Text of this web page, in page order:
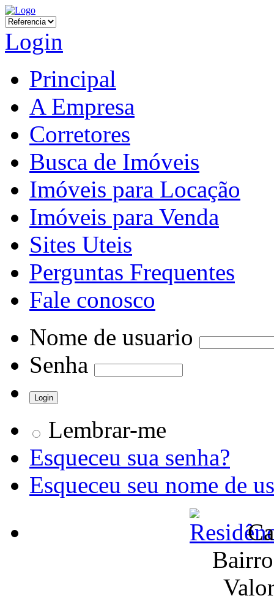
Login
Principal
A Empresa
Corretores
Busca de Imóveis
Imóveis para Locação
Imóveis para Venda
Sites Uteis
Perguntas Frequentes
Fale conosco
Nome de usuario
Senha
Lembrar-me
Esqueceu sua senha?
Esqueceu seu nome de